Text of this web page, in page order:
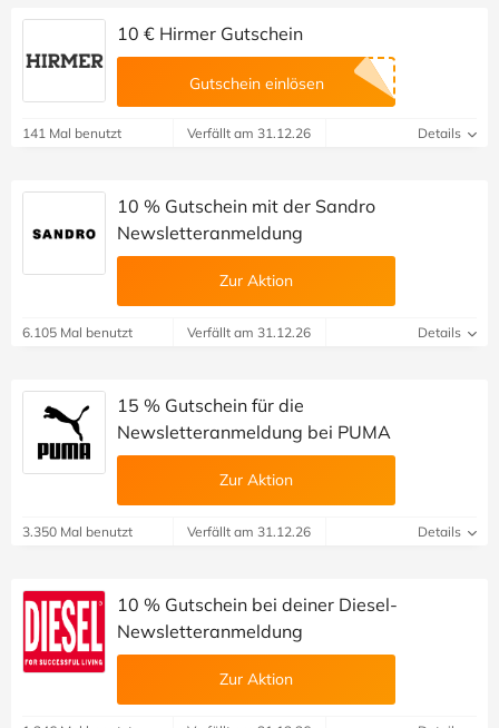
10 € Hirmer Gutschein
Gutschein einlösen
141 Mal benutzt Verfällt am 31.12.26 Details
10 % Gutschein mit der Sandro
Newsletteranmeldung
Zur Aktion
6.105 Mal benutzt Verfällt am 31.12.26 Details
15 % Gutschein für die
Newsletteranmeldung bei PUMA
Zur Aktion
3.350 Mal benutzt Verfällt am 31.12.26 Details
10 % Gutschein bei deiner Diesel-
Newsletteranmeldung
Zur Aktion